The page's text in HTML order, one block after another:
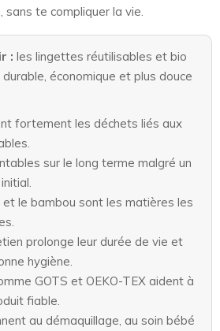
te compliquer la vie.
: les lingettes réutilisables et bio
économique et plus douce
fortement les déchets liés aux
sur le long terme malgré un
et le bambou sont les matières les
prolonge leur durée de vie et
hygiène.
GOTS et OEKO-TEX aident à
fiable.
au démaquillage, au soin bébé